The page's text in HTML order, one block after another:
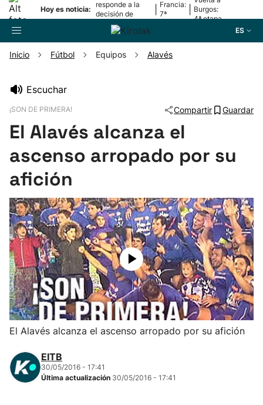
Hoy es noticia:
responde a la
decisión de
Oriamendi
Francia:
7ª
Burgos:
4ª etapa
ES
Fútbol
Pelota
Remo
Baloncesto
Ciclismo
Herri-kirolak
Balonmano
Atletismo
Inicio Fútbol Equipos Alavés
Escuchar
¡SON DE PRIMERA! Compartir Guardar
El Alavés alcanza el
ascenso arropado por su
afición
El Alavés alcanza el ascenso arropado por su afición
EITB
30/05/2016 - 17:41
Última actualización 30/05/2016 - 17:41